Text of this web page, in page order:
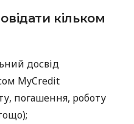
кільком
досвід
MyCredit
погашення, роботу